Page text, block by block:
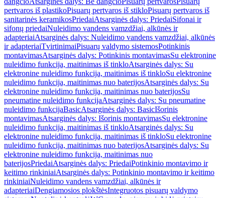
pertvaros iš plastikoPisuarų pertvaros iš stikloPisuarų pertvaros iš
sanitarinės keramikosPriedaiAtsarginės dalys: PriedaiSifonai ir
sifonų priedaiNuleidimo vandens vamzdžiai, alkūnės ir
adapteriaiAtsarginės dalys: Nuleidimo vandens vamzdžiai, alkūnės
ir adapteriaiTvirtinimaiPisuarų valdymo sistemosPotinkinis
montavimasAtsarginės dalys: Potinkinis montavimasSu elektronine
nuleidimo funkcija, maitinimas iš tinkloAtsarginės dalys: Su
elektronine nuleidimo funkcija, maitinimas iš tinkloSu elektronine
nuleidimo funkcija, maitinimas nuo baterijosAtsarginės dalys: Su
elektronine nuleidimo funkcija, maitinimas nuo baterijosSu
pneumatine nuleidimo funkcijaAtsarginės dalys: Su pneumatine
nuleidimo funkcijaBasicAtsarginės dalys: BasicIšorinis
montavimasAtsarginės dalys: Išorinis montavimasSu elektronine
nuleidimo funkcija, maitinimas iš tinkloAtsarginės dalys: Su
elektronine nuleidimo funkcija, maitinimas iš tinkloSu elektronine
nuleidimo funkcija, maitinimas nuo baterijosAtsarginės dalys: Su
elektronine nuleidimo funkcija, maitinimas nuo
baterijosPriedaiAtsarginės dalys: PriedaiPotinkinio montavimo ir
keitimo rinkiniaiAtsarginės dalys: Potinkinio montavimo ir keitimo
rinkiniaiNuleidimo vandens vamzdžiai, alkūnės ir
adapteriaiDengiamosios plokštėsIntegruotos pisuarų valdymo